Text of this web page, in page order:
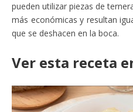
pueden utilizar piezas de
más económicas y resultan
que se deshacen en la boca.
Ver esta receta